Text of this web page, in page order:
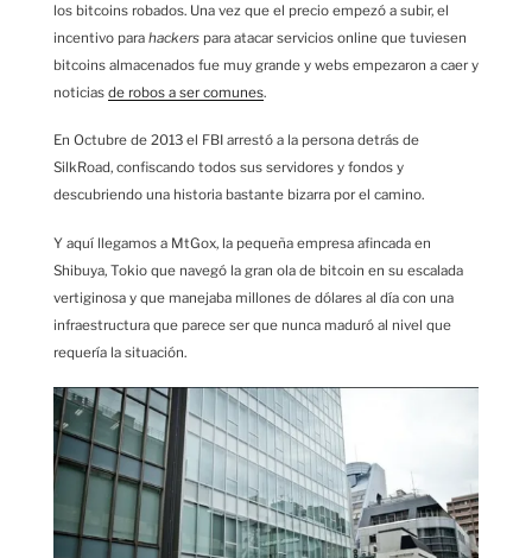
los bitcoins robados. Una vez que el precio empezó a subir, el
incentivo para hackers para atacar servicios online que tuviesen
bitcoins almacenados fue muy grande y webs empezaron a caer y
noticias de robos a ser comunes.
En Octubre de 2013 el FBI arrestó a la persona detrás de
SilkRoad, confiscando todos sus servidores y fondos y
descubriendo una historia bastante bizarra por el camino.
Y aquí llegamos a MtGox, la pequeña empresa afincada en
Shibuya, Tokio que navegó la gran ola de bitcoin en su escalada
vertiginosa y que manejaba millones de dólares al día con una
infraestructura que parece ser que nunca maduró al nivel que
requería la situación.